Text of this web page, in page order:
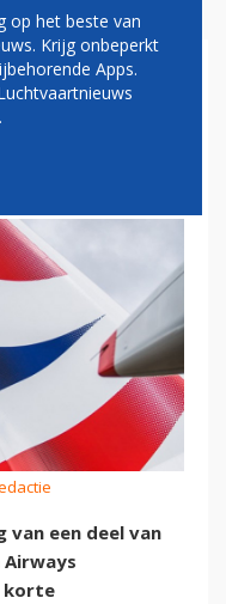
van een deel van
korte
op het beste van
Krijg onbeperkt
Apps.